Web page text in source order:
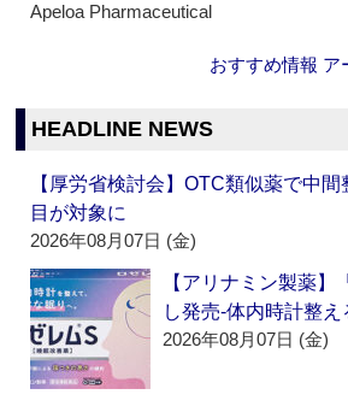
Apeloa Pharmaceutical
おすすめ情報 ア
HEADLINE NEWS
【厚労省検討会】OTC類似薬で中
目が対象に
2026年08月07日 (金)
【アリナミン製薬
し発売‐体内時計整
2026年08月07日 (金)